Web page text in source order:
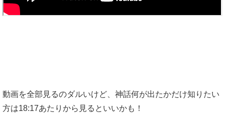
動画を全部見るのダルいけど、神話何が出たかだけ知りたい
方は18:17あたりから見るといいかも！